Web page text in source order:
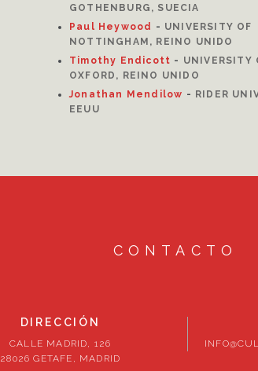
GOTHENBURG, SUECIA
Paul Heywood - UNIVERSITY OF
NOTTINGHAM, REINO UNIDO
Timothy Endicott - UNIVERSITY
OXFORD, REINO UNIDO
Jonathan Mendilow - RIDER
EEUU
CONTACTO
DIRECCIÓN
CALLE MADRID, 126
28026 GETAFE, MADRID